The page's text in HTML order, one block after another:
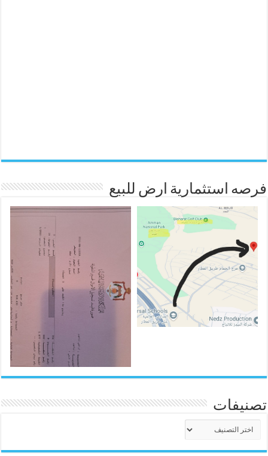
فرصه استثمارية ارض للبيع
تصنيفات
تصنيفات